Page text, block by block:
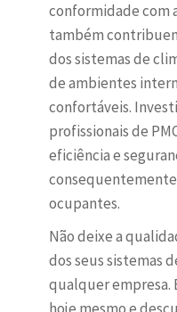
conformidade com
também
dos sistemas de
de ambientes
confortáveis.
profissionais de
eficiência e
ocupantes.
Não deixe a
dos seus sistemas
qualquer empresa.